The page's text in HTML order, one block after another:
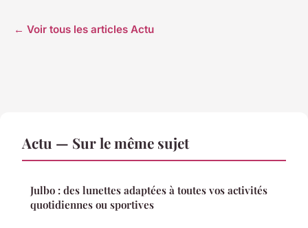
← Voir tous les articles Actu
Actu — Sur le même sujet
Julbo : des lunettes adaptées à toutes vos activités
quotidiennes ou sportives